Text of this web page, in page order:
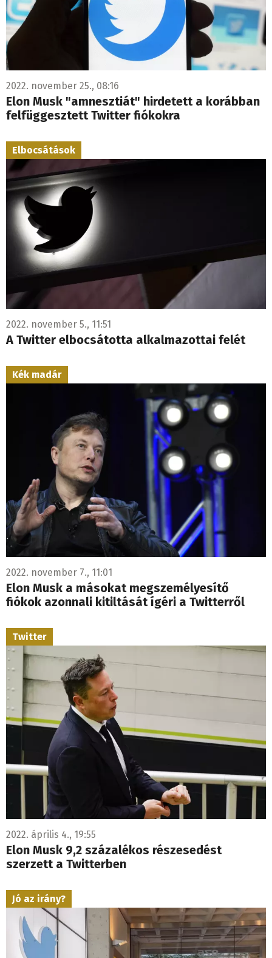
2022. november 25., 08:16
Elon Musk "amnesztiát" hirdetett a korábban
felfüggesztett Twitter fiókokra
Elbocsátások
2022. november 5., 11:51
A Twitter elbocsátotta alkalmazottai felét
Kék madár
2022. november 7., 11:01
Elon Musk a másokat megszemélyesítő
fiókok azonnali kitiltását ígéri a Twitterről
Twitter
2022. április 4., 19:55
Elon Musk 9,2 százalékos részesedést
szerzett a Twitterben
Jó az irány?